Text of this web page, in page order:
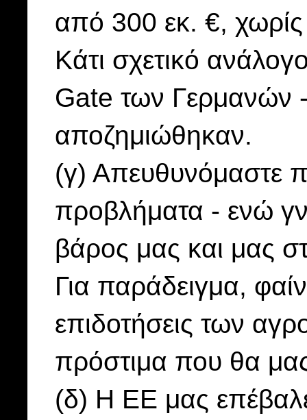
από 300 εκ. €, χωρίς
Κάτι σχετικό
Gate των Γερμανών
αποζημιώθηκαν.
(γ) Απευθυνόμαστε
προβλήματα - ενώ
βάρος μας και μας
Για παράδειγμα,
επιδοτήσεις των
πρόστιμα που θα
(δ) Η ΕΕ μας